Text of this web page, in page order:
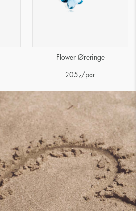
Flower Øreringe
205 ,-/par